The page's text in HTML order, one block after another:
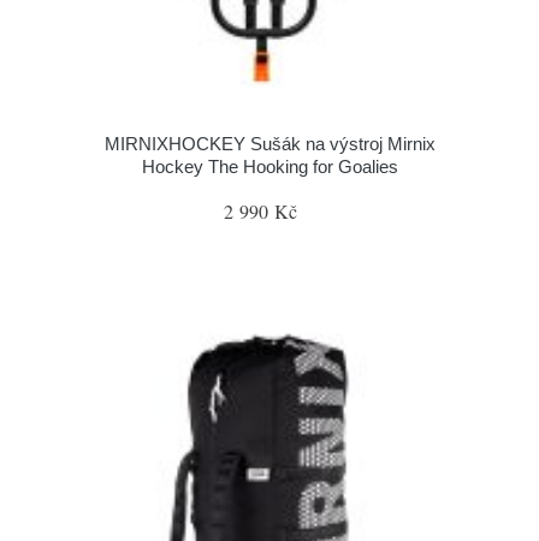
MIRNIXHOCKEY Sušák na výstroj Mirnix
Hockey The Hooking for Goalies
2 990 Kč